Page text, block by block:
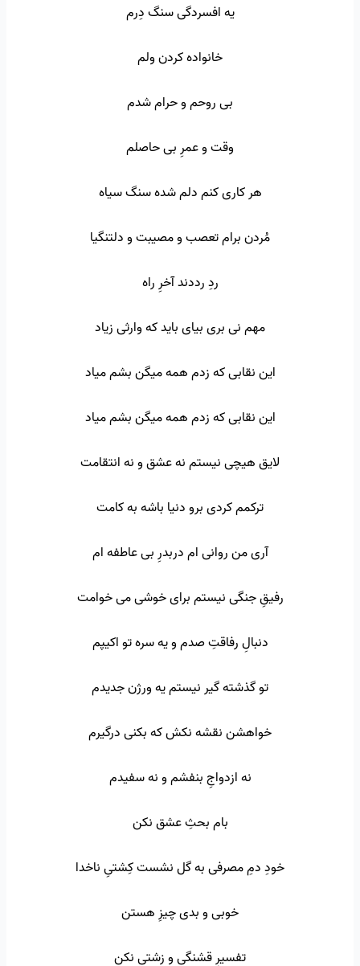
یه افسردگی سنگ دِرم
خانواده کردن ولم
بی روحم و حرام شدم
وقت و عمرِ بی حاصلم
هر کاری کنم دلم شده سنگ سیاه
مُردن برام تعصب و مصیبت و دلتنگیا
ردِ رددند آخرِ راه
مهم نی بری بیای باید که وارثی زیاد
این نقابی که زدم همه میگن بشم میاد
این نقابی که زدم همه میگن بشم میاد
لایق هیچی نیستم نه عشق و نه انتقامت
ترکمم کردی برو دنیا باشه به کامت
آری من روانی ام دربدرِ بی عاطفه ام
رفیقِ جنگی نیستم برای خوشی می خوامت
دنبالِ رفاقتِ صدم و یه سره تو اکیپم
تو گذشته گیر نیستم یه ورژن جدیدم
خواهشن نقشه نکش که بکنی درگیرم
نه ازدواجِ بنفشم و نه سفیدم
بام بحثِ عشق نکن
خودِ دمِ مصرفی به گل نشست کِشتیِ ناخدا
خوبی و بدی چیزِ هستن
تفسیرِ قشنگی و زشتی نکن